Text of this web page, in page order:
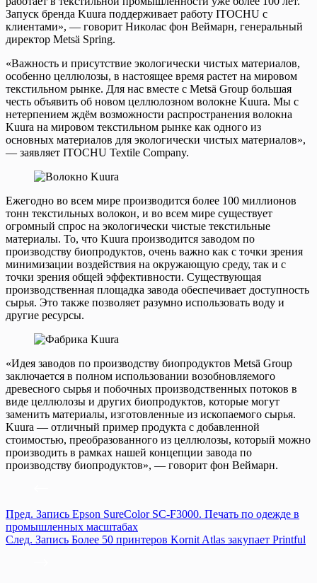
Запуск бренда Kuura поддерживает работу ITOCHU с
клиентами», — говорит Николас фон Веймарн, генеральный
директор Metsä Spring.
«Важность и присутствие экологически чистых материалов,
особенно целлюлозы, в настоящее время растет на мировом
текстильном рынке. Для нас вместе с Metsä Group большая
честь объявить об новом целлюлозном волокне Kuura. Мы с
нетерпением ждём возможности распространения волокна
Kuura на мировом текстильном рынке как одного из
основных материалов для экологически чистых материалов»,
— заявляет ITOCHU Textile Company.
Ежегодно во всем мире производится более 100 миллионов
тонн текстильных волокон, и во всем мире существует
огромный спрос на экологически чистые текстильные
материалы. То, что Kuura производится заводом по
производству биопродуктов, очень важно как с точки зрения
минимизации воздействия на окружающую среду, так и с
точки зрения общей эффективности. Существующая
производственная площадка завода обеспечивает доступность
сырья. Это также позволяет разумно использовать воду и
другие ресурсы.
«Идея заводов по производству биопродуктов Metsä Group
заключается в полном использовании возобновляемого
древесного сырья и побочных производственных потоков в
виде целлюлозы и других биопродуктов, которые могут
заменить материалы, изготовленные из ископаемого сырья.
Kuura — отличный пример продукта с добавленной
стоимостью, преобразованного из целлюлозы, который можно
производить в рамках нашей концепции завода по
производству биопродуктов», — говорит фон Веймарн.
Пред. Запись Epson SureColor SC-F3000. Печать по одежде в
промышленных масштабах
След. Запись Более 50 принтеров Kornit Atlas закупает Printful